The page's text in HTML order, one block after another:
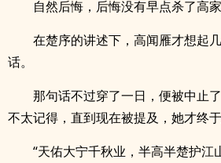
自然后悔，后悔没有早点杀了高
在楚序的讲述下，高闻雁才想起
话。
那句话不过穿了一日，便被中止
不太记得，直到现在被提及，她才终于
“天佑大宁千秋业，半高半楚护江